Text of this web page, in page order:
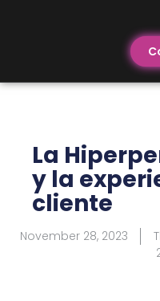
La
y la
cliente
November 28, 2023